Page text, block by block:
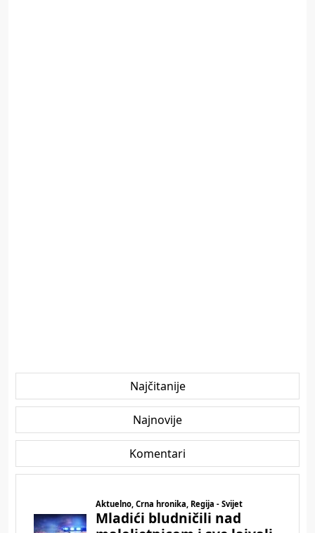
Najčitanije
Najnovije
Komentari